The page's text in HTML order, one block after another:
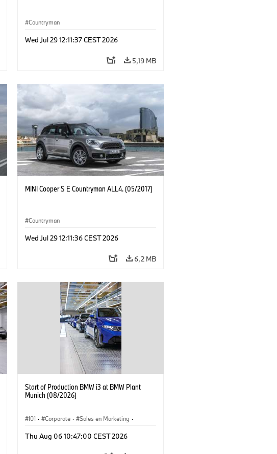
Countryman
Wed Jul 29 12:11:37 CEST 2026
5,19 MB
MINI Cooper S E Countryman ALL4. (05/2017)
Countryman
Wed Jul 29 12:11:36 CEST 2026
6,2 MB
Start of Production BMW i3 at BMW Plant
Munich (08/2026)
I01 · Corporate · Sales en Marketing ·
Thu Aug 06 10:47:00 CEST 2026